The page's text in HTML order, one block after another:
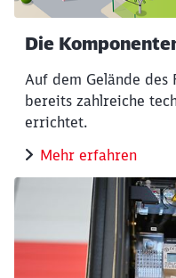
Die
Auf dem Gelände des
bereits zahlreiche
errichtet.
Mehr erfahren